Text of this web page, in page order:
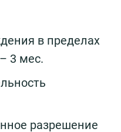
в пределах
3 мес.
разрешение